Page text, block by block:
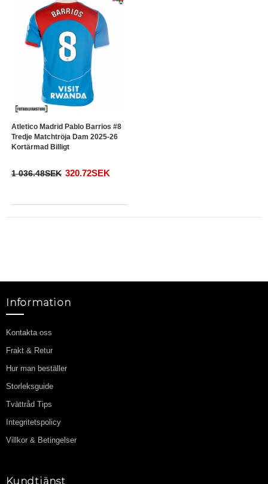
Atletico Madrid Pablo Barrios #8
Tredje Matchtröja Dam 2025-26
Kortärmad Billigt
1 036.48SEK 320.72SEK
Information
Kontakta oss
Frakt & Retur
Hur man beställer
Storleksguide
Tvättråd Tips
Integritetspolicy
Villkor & Betingelser
Kundtjänst